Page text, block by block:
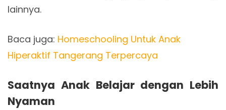
lainnya.
Baca juga: Homeschooling Untuk Anak
Hiperaktif Tangerang Terpercaya
Saatnya Anak Belajar dengan Lebih
Nyaman